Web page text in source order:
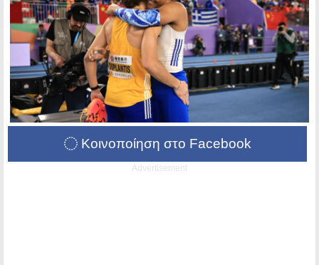
Κοινοποίηση στο Facebook
Advertisement